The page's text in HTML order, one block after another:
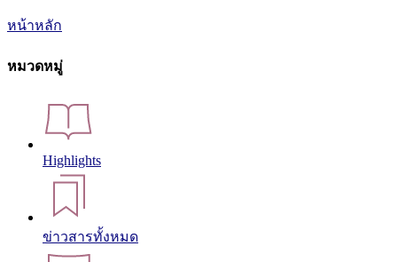
หน้าหลัก
หมวดหมู่
Highlights
ข่าวสารทั้งหมด